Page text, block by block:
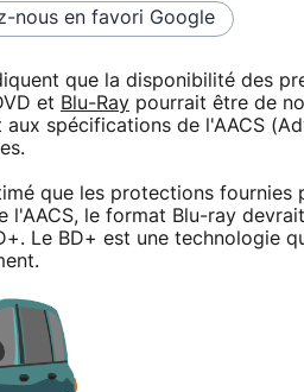
nous en favori Google
que la disponibilité des
et Blu-Ray pourrait être de
spécifications de l'AACS
que les protections
l'AACS, le format Blu-ray
Le BD+ est une technologie